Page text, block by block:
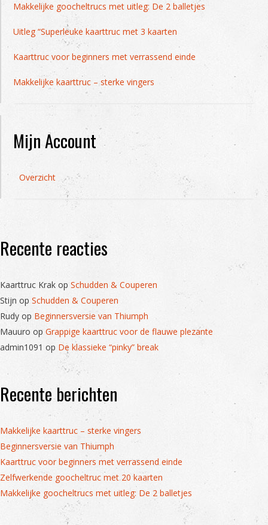
Makkelijke goocheltrucs met uitleg: De 2 balletjes
Uitleg “Superleuke kaarttruc met 3 kaarten
Kaarttruc voor beginners met verrassend einde
Makkelijke kaarttruc – sterke vingers
Mijn Account
Overzicht
Recente reacties
Kaarttruc Krak op Schudden & Couperen
Stijn op Schudden & Couperen
Rudy op Beginnersversie van Thiumph
Mauuro op Grappige kaarttruc voor de flauwe plezante
admin1091 op De klassieke “pinky” break
Recente berichten
Makkelijke kaarttruc – sterke vingers
Beginnersversie van Thiumph
Kaarttruc voor beginners met verrassend einde
Zelfwerkende goocheltruc met 20 kaarten
Makkelijke goocheltrucs met uitleg: De 2 balletjes